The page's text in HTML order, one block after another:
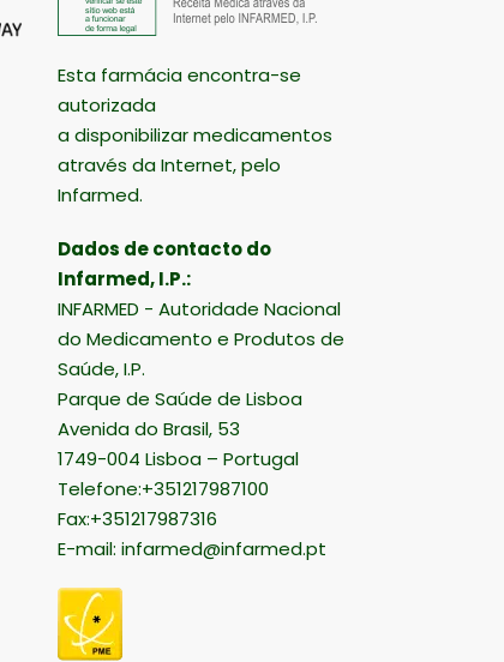
Esta farmácia encontra-se
autorizada
a disponibilizar medicamentos
através da Internet, pelo
Infarmed.
Dados de contacto do
Infarmed, I.P.:
INFARMED - Autoridade Nacional
do Medicamento e Produtos de
Saúde, I.P.
Parque de Saúde de Lisboa
Avenida do Brasil, 53
1749-004 Lisboa – Portugal
Telefone:+351217987100
Fax:+351217987316
E-mail: infarmed@infarmed.pt